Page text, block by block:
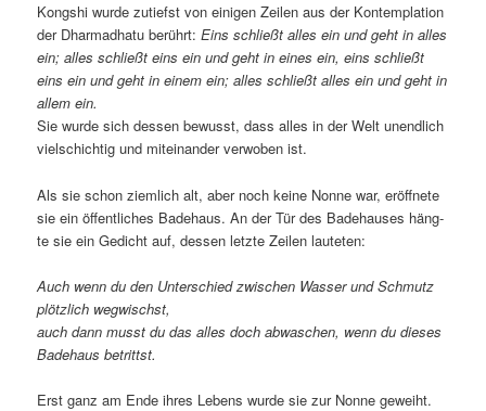
Kong­shi wur­de zu­tiefst von ei­ni­gen Zei­len aus der Kon­tem­pla­ti­on
der Dhar­mad­ha­tu be­rührt:Eins schließt al­les ein und geht in al­les
ein; al­les schließt eins ein und geht in ei­nes ein, eins schließt
eins ein und geht in ei­nem ein; al­les schließt al­les ein und geht in
al­lem ein.
Sie wur­de sich des­sen be­wusst, dass al­les in der Welt un­end­lich
viel­schich­tig und mit­ein­an­der ver­wo­ben ist.
Als sie schon ziem­lich alt, aber noch kei­ne Non­ne war, er­öff­ne­te
sie ein öf­fent­li­ches Ba­de­haus. An der Tür des Ba­de­hau­ses häng­
te sie ein Ge­dicht auf, des­sen letz­te Zei­len lauteten:
Auch wenn du den Un­ter­schied zwi­schen Was­ser und Schmutz
plötz­lich wegwischst,
auch dann musst du das al­les doch ab­wa­schen, wenn du die­ses
Ba­de­haus betrittst.
Erst ganz am En­de ih­res Le­bens wur­de sie zur Non­ne geweiht.